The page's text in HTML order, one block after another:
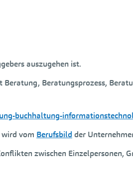
auszugehen ist.
Beratung, Beratungsprozess,
buchhaltung-
wird vom Berufsbild der
zwischen Einzelpersonen,